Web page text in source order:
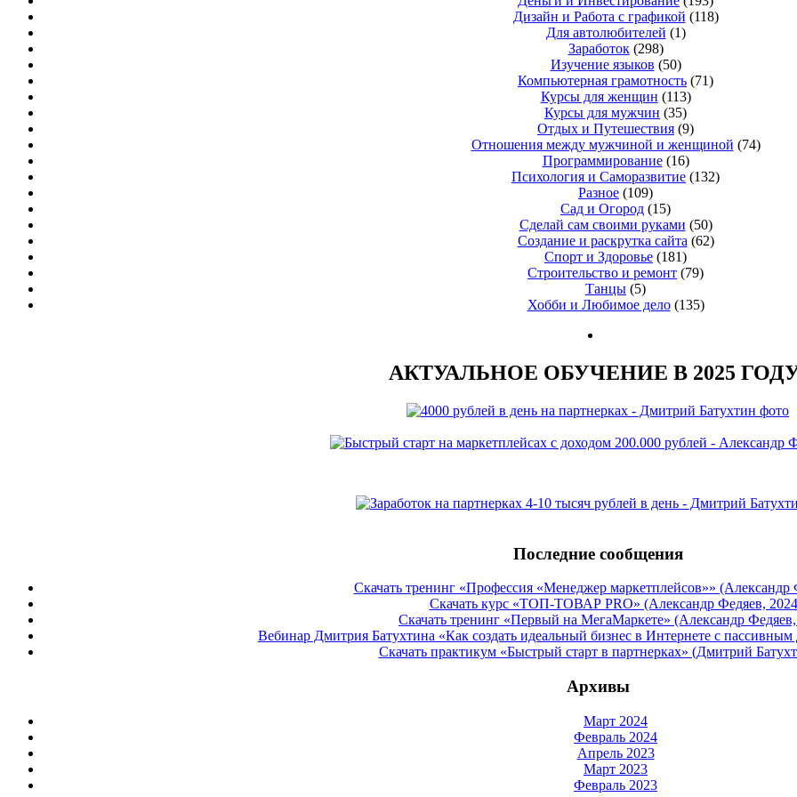
Дизайн и Работа с графикой (118)
Для автолюбителей (1)
Заработок(298)
Изучение языков (50)
Компьютерная грамотность (71)
Курсы для женщин (113)
Курсы для мужчин (35)
Отдых и Путешествия (9)
Отношения между мужчиной и женщиной (74)
Программирование(16)
Психология и Саморазвитие (132)
Разное (109)
Сад и Огород (15)
Сделай сам своими руками (50)
Создание и раскрутка сайта (62)
Спорт и Здоровье (181)
Строительство и ремонт (79)
Танцы (5)
Хобби и Любимое дело(135)
АКТУАЛЬНОЕ ОБУЧЕНИЕ В 2025
Последние сообщения
Скачать тренинг «Профессия «Менеджер маркетплейсов»» (Александр
Скачать курс «ТОП-ТОВАР PRO» (Александр Федяев,
Скачать тренинг «Первый на МегаМаркете» (Александр
Вебинар Дмитрия Батухтина «Как создать идеальный бизнес в Интернете с пассивным
Скачать практикум «Быстрый старт в партнерках» (Дмитрий
Архивы
Март 2024
Февраль 2024
Апрель 2023
Март 2023
Февраль 2023